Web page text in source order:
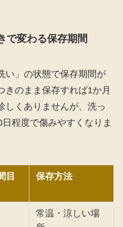
で変わる保存期間
い」の状態で保存期間が
きのまま保存すれば1か月
しくありませんが、洗っ
程度で傷みやすくなりま
目
保存方法
常温・涼しい場